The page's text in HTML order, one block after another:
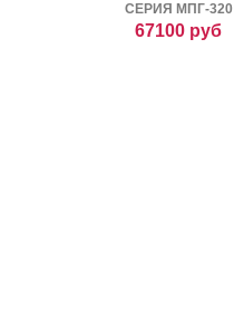
СЕРИЯ МПГ-320
67100 руб